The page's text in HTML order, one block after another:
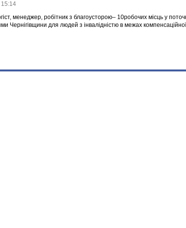
15:14
менеджер, робітник з благоусторою– 10робочих місць у
Чернігівщини для людей з інвалідністю в межах